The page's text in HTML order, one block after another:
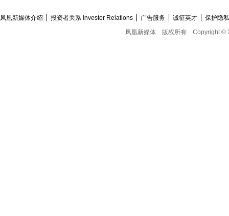
凤凰新媒体介绍 投资者关系 Investor Relations 广告服务 诚征英才
保护隐
凤凰新媒体
版权所有 Copyright ©